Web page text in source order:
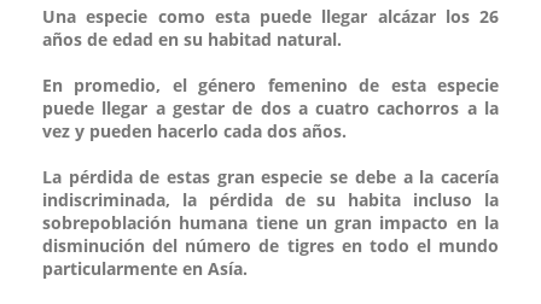
Una especie como esta puede llegar alcázar los 26
años de edad en su habitad natural.
En promedio, el género femenino de esta especie
puede llegar a gestar de dos a cuatro cachorros a la
vez y pueden hacerlo cada dos años.
La pérdida de estas gran especie se debe a la cacería
indiscriminada, la pérdida de su habita incluso la
sobrepoblación humana tiene un gran impacto en la
disminución del número de tigres en todo el mundo
particularmente en Asía.